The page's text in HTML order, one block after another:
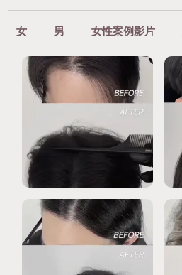
女 男 女性案例影片